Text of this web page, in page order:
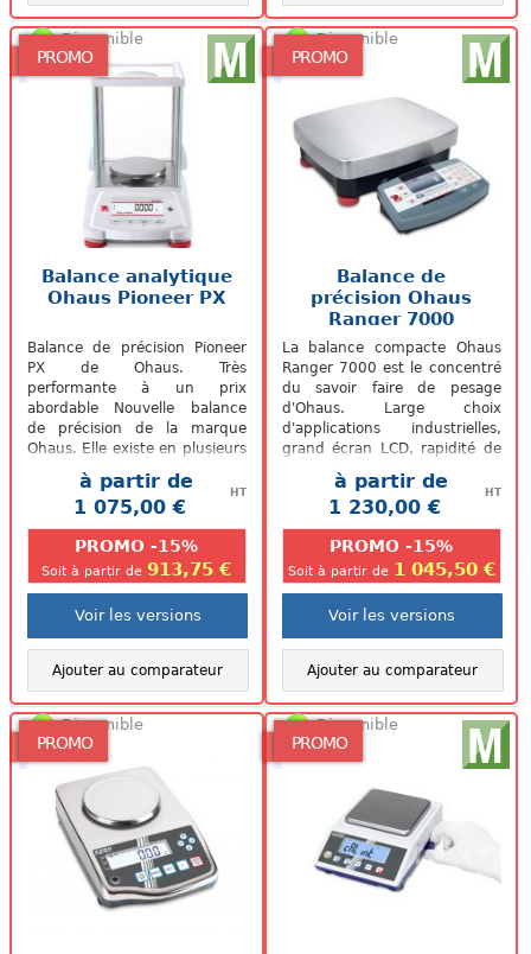
PROMO
Disponible
Balance analytique
Ohaus Pioneer PX
Balance de précision Pioneer
PX de Ohaus. Très
performante à un prix
abordable Nouvelle balance
de précision de la marque
Ohaus. Elle existe en plusieurs
versions : Avec ou sans
homologation Avec...
à partir de
1 075,00 €
HT
PROMO -15%
Soit à partir de913,75 €
Voir les versions
Ajouter au comparateur
PROMO
Disponible
Balance de
précision Ohaus
Ranger 7000
La balance compacte Ohaus
Ranger 7000 est le concentré
du savoir faire de pesage
d'Ohaus. Large choix
d'applications industrielles,
grand écran LCD, rapidité de
stabilisation et grande
polyvalence...à partir de
1 230,00 €
HT
PROMO -15%
Soit à partir de 1 045,50 €
Voir les versions
Ajouter au comparateur
PROMO
Disponible
PROMO
Disponible